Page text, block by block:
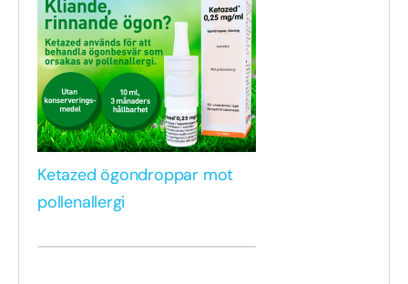
Ketazed ögondroppar mot
pollenallergi